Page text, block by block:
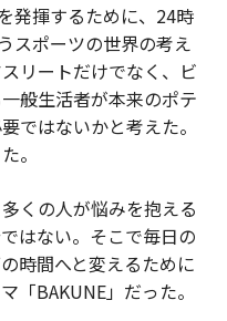
発揮するために、24時
スポーツの世界の考え
リートだけでなく、ビ
般生活者が本来のポテ
ではないかと考えた。
。
くの人が悩みを抱える
はない。そこで毎日の
時間へと変えるために
「BAKUNE」だった。